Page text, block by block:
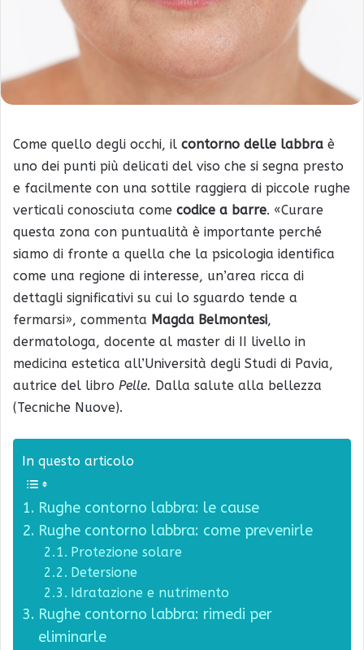
Come quello degli occhi, il contorno delle labbra è
uno dei punti più delicati del viso che si segna presto
e facilmente con una sottile raggiera di piccole rughe
verticali conosciuta come codice a barre. «Curare
questa zona con puntualità è importante perché
siamo di fronte a quella che la psicologia identifica
come una regione di interesse, un’area ricca di
dettagli significativi su cui lo sguardo tende a
fermarsi», commenta Magda Belmontesi,
dermatologa, docente al master di II livello in
medicina estetica all’Università degli Studi di Pavia,
autrice del libro Pelle. Dalla salute alla bellezza
(Tecniche Nuove).
In questo articolo
Rughe contorno labbra: le cause
Rughe contorno labbra: come prevenirle
Protezione solare
Detersione
Idratazione e nutrimento
Rughe contorno labbra: rimedi per
eliminarle